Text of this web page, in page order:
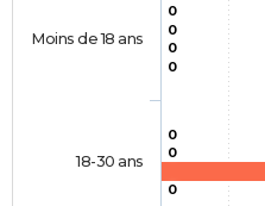
0
0
0
0
0
0
0
Moins de 18 ans
18-30 ans